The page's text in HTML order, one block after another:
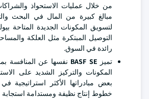
من خلال عمليات الاستحواذ
مبالغ كبيرة من المال في البحث
لتسويق المكونات الجديدة المتاحة
التوصيل المبتكرة مثل العلكة
رائدة في السوق.
تميز BASF SE نفسها عن المنافسة
المكونات والتركيز الشديد على
بعض مبادراتها الأكثر استراتيجية
خطوط إنتاج نظيفة ومستدامة استجابة